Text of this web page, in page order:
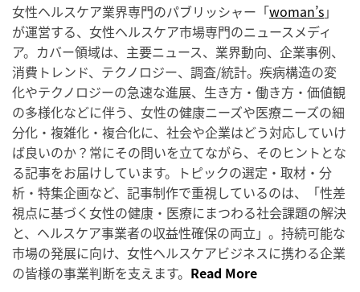
女性ヘルスケア業界専門のパブリッシャー「woman’s」
が運営する、女性ヘルスケア市場専門のニュースメディ
ア。カバー領域は、主要ニュース、業界動向、企業事例、
消費トレンド、テクノロジー、調査/統計。疾病構造の変
化やテクノロジーの急速な進展、生き方・働き方・価値観
の多様化などに伴う、女性の健康ニーズや医療ニーズの細
分化・複雑化・複合化に、社会や企業はどう対応していけ
ば良いのか？常にその問いを立てながら、そのヒントとな
る記事をお届けしています。トピックの選定・取材・分
析・特集企画など、記事制作で重視しているのは、「性差
視点に基づく女性の健康・医療にまつわる社会課題の解決
と、ヘルスケア事業者の収益性確保の両立」。持続可能な
市場の発展に向け、女性ヘルスケアビジネスに携わる企業
の皆様の事業判断を支えます。 Read More